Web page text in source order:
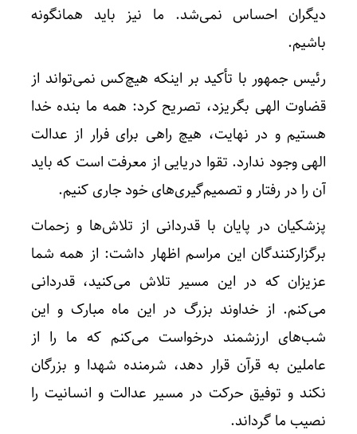
دیگران احساس نمی‌شد. ما نیز باید همانگونه
باشیم.
رئیس جمهور با تأکید بر اینکه هیچ‌کس نمی‌تواند از
قضاوت الهی بگریزد، تصریح کرد: همه ما بنده خدا
هستیم و در نهایت، هیچ راهی برای فرار از عدالت
الهی وجود ندارد. تقوا دریایی از معرفت است که باید
آن را در رفتار و تصمیم‌گیری‌های خود جاری کنیم.
پزشکیان در پایان با قدردانی از تلاش‌ها و زحمات
برگزارکنندگان این مراسم اظهار داشت: از همه شما
عزیزان که در این مسیر تلاش می‌کنید، قدردانی
می‌کنم. از خداوند بزرگ در این ماه مبارک و این
شب‌های ارزشمند درخواست می‌کنم که ما را از
عاملین به قرآن قرار دهد، شرمنده شهدا و بزرگان
نکند و توفیق حرکت در مسیر عدالت و انسانیت را
نصیب ما گرداند.